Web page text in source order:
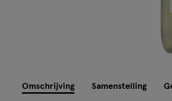
Omschrijving Samenstelling